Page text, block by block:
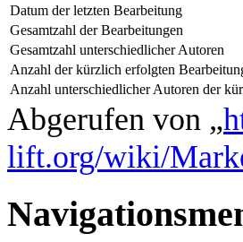
Datum der letzten Bearbeitung
Gesamtzahl der Bearbeitungen
Gesamtzahl unterschiedlicher Autoren
Anzahl der kürzlich erfolgten
Anzahl unterschiedlicher Autoren der
Abgerufen von „
lift.org/wiki/